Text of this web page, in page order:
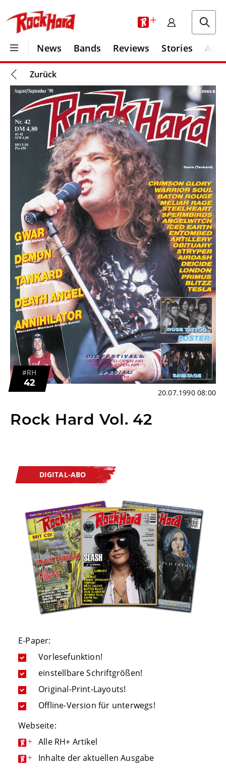
+
News Bands Reviews Stories
Zurück
#RH
42
20.07.1990 08:00
Rock Hard Vol. 42
DIGITAL-ABO
E-Paper:
Vorlesefunktion!
einstellbare Schriftgrößen!
Original-Print-Layouts!
Offline-Version für unterwegs!
Webseite:
+ Alle RH+ Artikel
+
Inhalte der aktuellen Ausgabe